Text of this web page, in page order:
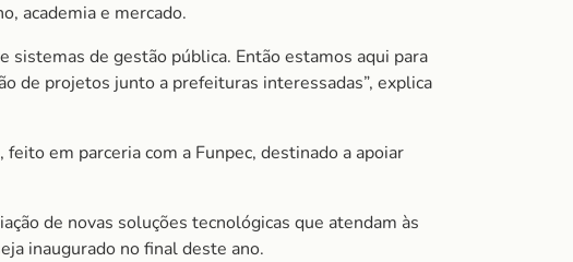
academia e mercado.
de gestão pública. Então estamos aqui para
de projetos junto a prefeituras interessadas”, explica
em parceria com a Funpec, destinado a apoiar
de novas soluções tecnológicas que atendam às
inaugurado no final deste ano.